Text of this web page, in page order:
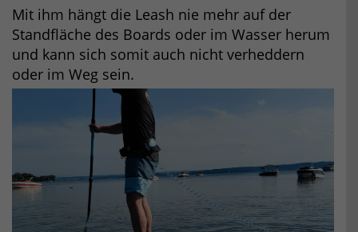
Mit ihm hängt die Leash nie mehr auf der
Standfläche des Boards oder im Wasser herum
und kann sich somit auch nicht verheddern
oder im Weg sein.